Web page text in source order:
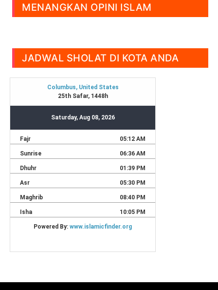
MENANGKAN OPINI ISLAM
JADWAL SHOLAT DI KOTA ANDA